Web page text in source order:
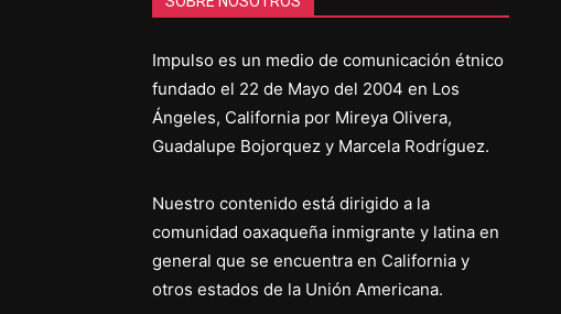
Impulso es un medio de comunicación étnico
fundado el 22 de Mayo del 2004 en Los
Ángeles, California por Mireya Olivera,
Guadalupe Bojorquez y Marcela Rodríguez.
Nuestro contenido está dirigido a la
comunidad oaxaqueña inmigrante y latina en
general que se encuentra en California y
otros estados de la Unión Americana.